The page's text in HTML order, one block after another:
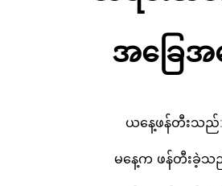
အခြေအ
ယနေ့ဖန်တီးသည်
မနေ့က ဖန်တီးခဲ့သ